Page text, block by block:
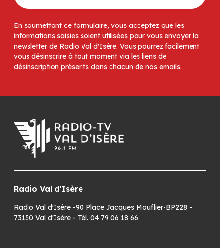
En soumettant ce formulaire, vous acceptez que les
informations saisies soient utilisées pour vous envoyer la
newsletter de Radio Val d'Isère. Vous pourrez facilement
vous désinscrire à tout moment via les liens de
désinscription présents dans chacun de nos emails.
Radio Val d'Isère
Radio Val d'Isère -90 Place Jacques Mouflier-BP228 -
73150 Val d'Isère - Tél. 04 79 06 18 66